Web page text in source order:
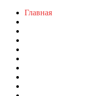
Главная